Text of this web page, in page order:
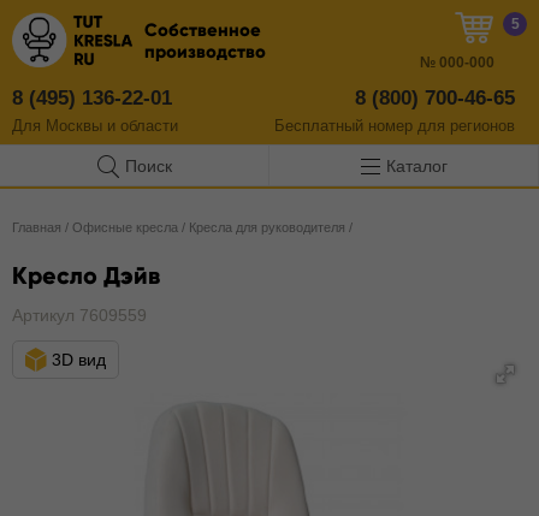
Собственное
производство
8 (495) 136-22-01
Для Москвы и области
8 (800) 700-46-65
Бесплатный номер для регионов
5
№ 000-000
Поиск Каталог
Главная / Офисные кресла / Кресла для руководителя /
Кресло Дэйв
Артикул 7609559
3D вид